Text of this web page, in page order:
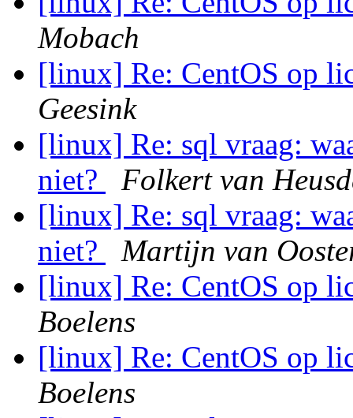
Mobach
[linux] Re: CentOS op
Geesink
[linux] Re: sql vraag:
niet?
Folkert van
[linux] Re: sql vraag:
niet?
Martijn van
[linux] Re: CentOS op
Boelens
[linux] Re: CentOS op
Boelens